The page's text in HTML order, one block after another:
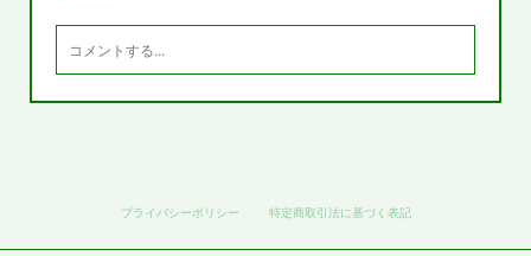
プライバシーポリシー 特定商取引法に基づく表記